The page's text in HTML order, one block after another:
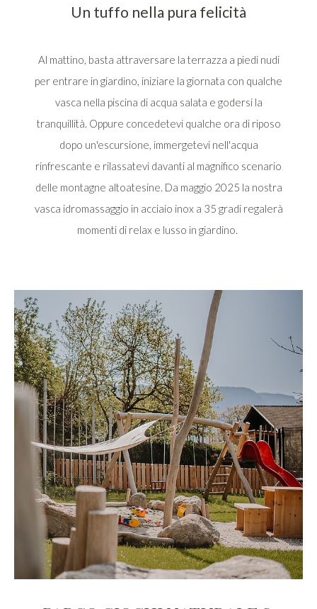
Un tuffo nella pura felicità
Al mattino, basta attraversare la terrazza a piedi nudi
per entrare in giardino, iniziare la giornata con qualche
vasca nella piscina di acqua salata e godersi la
tranquillità. Oppure concedetevi qualche ora di riposo
dopo un'escursione, immergetevi nell'acqua
rinfrescante e rilassatevi davanti al magnifico scenario
delle montagne altoatesine. Da maggio 2025 la nostra
vasca idromassaggio in acciaio inox a 35 gradi regalerà
momenti di relax e lusso in giardino.